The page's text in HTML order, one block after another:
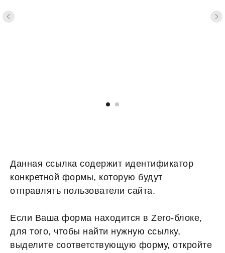
Данная ссылка содержит идентификатор
конкретной формы, которую будут
отправлять пользователи сайта.
Если Ваша форма находится в Zero-блоке,
для того, чтобы найти нужную ссылку,
выделите соответствующую форму, откройте